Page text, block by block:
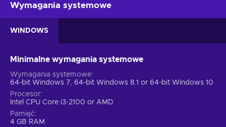
Wymagania systemowe
WINDOWS
Minimalne wymagania systemowe
Wymagania systemowe
64-bit Windows 7, 64-bit Windows 8.1 or 64-bit Windows 10
Procesor
Intel CPU Core i3-2100 or AMD
Pamięć
4 GB RAM